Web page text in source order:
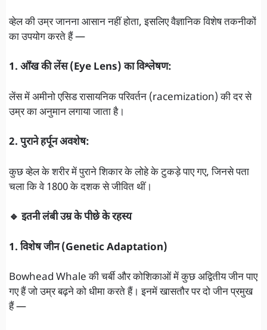
व्हेल की उम्र जानना आसान नहीं होता, इसलिए वैज्ञानिक विशेष तकनीकों
का उपयोग करते हैं —
1. आँख की लेंस (Eye Lens) का विश्लेषण:
लेंस में अमीनो एसिड रासायनिक परिवर्तन (racemization) की दर से
उम्र का अनुमान लगाया जाता है।
2. पुराने हर्पून अवशेष:
कुछ व्हेल के शरीर में पुराने शिकार के लोहे के टुकड़े पाए गए, जिनसे पता
चला कि वे 1800 के दशक से जीवित थीं।
🔹 इतनी लंबी उम्र के पीछे के रहस्य
1. विशेष जीन (Genetic Adaptation)
Bowhead Whale की चर्बी और कोशिकाओं में कुछ अद्वितीय जीन पाए
गए हैं जो उम्र बढ़ने को धीमा करते हैं। इनमें खासतौर पर दो जीन प्रमुख
हैं —